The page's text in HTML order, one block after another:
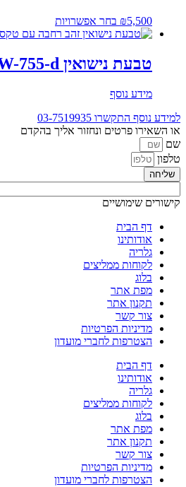
₪5,500 בחר אפשרויות
זה
מספר
סוגים.
האפשרויות
בעמוד
טבעת נישואין W-755-d
מידע נוסף
למידע נוסף התקשרו 03-7519935
או השאירו פרטים ונחזור אליך בהקדם
שם
טלפון
שליחה
קישורים שימושיים
דף הבית
אודותינו
גלריה
לקוחות ממליצים
בלוג
מפת אתר
תקנון אתר
צור קשר
מדיניות הפרטיות
הצטרפות לחברי מועדון
דף הבית
אודותינו
גלריה
לקוחות ממליצים
בלוג
מפת אתר
תקנון אתר
צור קשר
מדיניות הפרטיות
הצטרפות לחברי מועדון